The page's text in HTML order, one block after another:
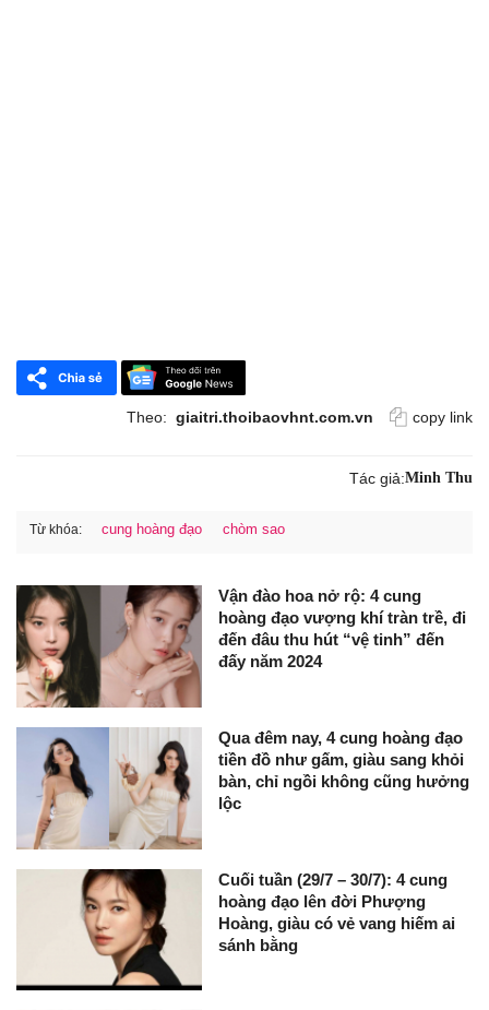
Theo: giaitri.thoibaovhnt.com.vn copy link
Tác giả:Minh Thu
Từ khóa: cung hoàng đạo chòm sao
Vận đào hoa nở rộ: 4 cung
hoàng đạo vượng khí tràn trề, đi
đến đâu thu hút “vệ tinh” đến
đấy năm 2024
Qua đêm nay, 4 cung hoàng đạo
tiền đồ như gấm, giàu sang khỏi
bàn, chỉ ngồi không cũng hưởng
lộc
Cuối tuần (29/7 – 30/7): 4 cung
hoàng đạo lên đời Phượng
Hoàng, giàu có vẻ vang hiếm ai
sánh bằng